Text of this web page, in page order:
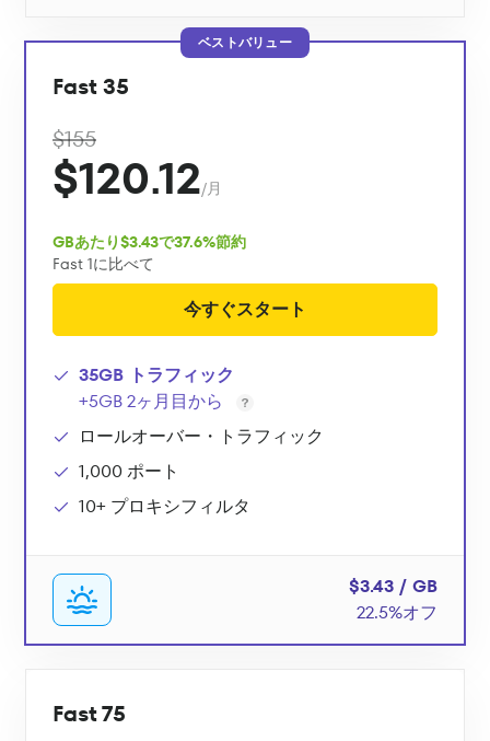
ベストバリュー
Fast 35
$155
$120.12/月
GBあたり$3.43で37.6%節約
Fast 1に比べて
今すぐスタート
35GB トラフィック
+5GB 2ヶ月目から
ロールオーバー・トラフィック
1,000 ポート
10+ プロキシフィルタ
$3.43 / GB
22.5%オフ
Fast 75